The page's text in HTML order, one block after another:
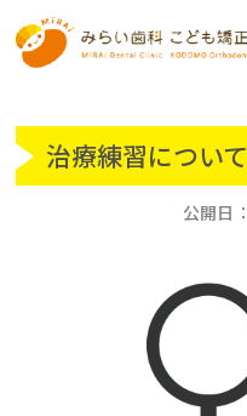
治療練習について
公開日：